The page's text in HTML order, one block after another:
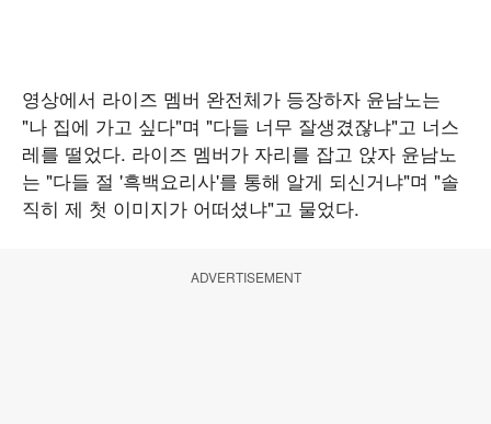
영상에서 라이즈 멤버 완전체가 등장하자 윤남노는
"나 집에 가고 싶다"며 "다들 너무 잘생겼잖냐"고 너스
레를 떨었다. 라이즈 멤버가 자리를 잡고 앉자 윤남노
는 "다들 절 '흑백요리사'를 통해 알게 되신거냐"며 "솔
직히 제 첫 이미지가 어떠셨냐"고 물었다.
ADVERTISEMENT